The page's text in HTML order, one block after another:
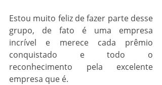
Estou muito feliz de fazer parte desse
grupo, de fato é uma empresa
incrível e merece cada prêmio
conquistado e todo o
reconhecimento pela excelente
empresa que é.